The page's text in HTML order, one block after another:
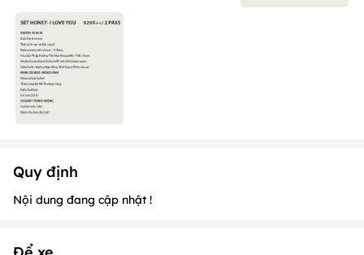
Quy định
Nội dung đang cập nhật !